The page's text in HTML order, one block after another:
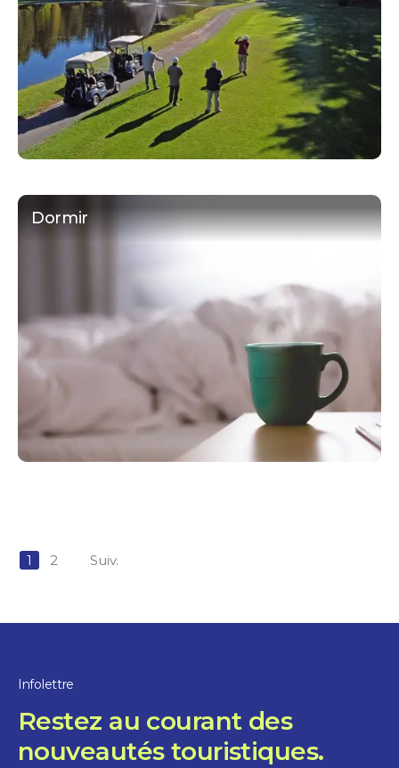
Dormir
1 2 Suiv.
Infolettre
Restez au courant des
nouveautés touristiques.